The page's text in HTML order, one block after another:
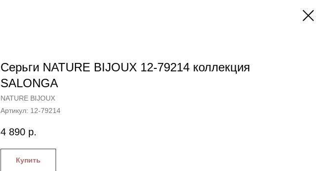
Серьги NATURE BIJOUX 12-79214 коллекция
SALONGA
NATURE BIJOUX
Артикул: 12-79214
4 890 р.
Купить